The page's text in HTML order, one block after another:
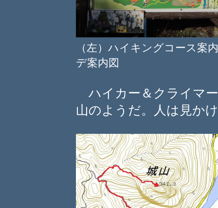
（左）ハイキングコース
デ案内図
ハイカー＆クライマ
山のようだ。人は見か